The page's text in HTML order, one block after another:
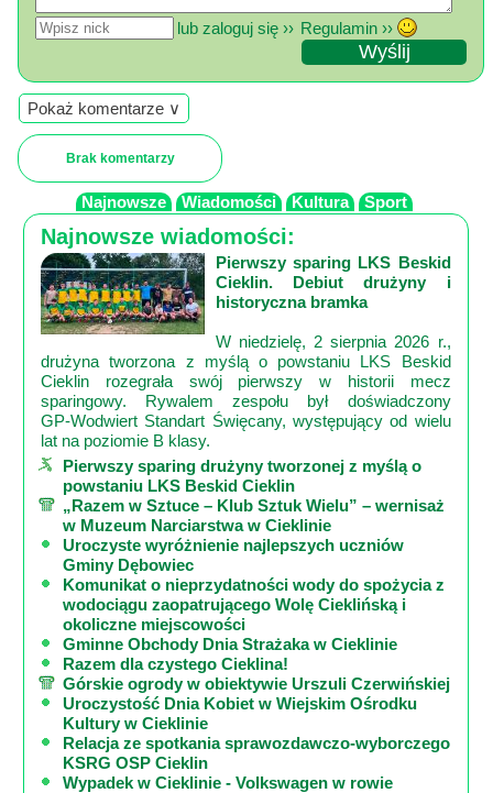
lub zaloguj się ›› Regulamin ››
Pokaż komentarze ∨
Brak komentarzy
Najnowsze Wiadomości Kultura Sport
Najnowsze wiadomości:
Pierwszy sparing LKS Beskid
Cieklin. Debiut drużyny i
historyczna bramka
W niedzielę, 2 sierpnia 2026 r.,
drużyna tworzona z myślą o powstaniu LKS Beskid
Cieklin rozegrała swój pierwszy w historii mecz
sparingowy. Rywalem zespołu był doświadczony
GP‑Wodwiert Standart Święcany, występujący od wielu
lat na poziomie B klasy.
Pierwszy sparing drużyny tworzonej z myślą o
powstaniu LKS Beskid Cieklin
„Razem w Sztuce – Klub Sztuk Wielu” – wernisaż
w Muzeum Narciarstwa w Cieklinie
Uroczyste wyróżnienie najlepszych uczniów
Gminy Dębowiec
Komunikat o nieprzydatności wody do spożycia z
wodociągu zaopatrującego Wolę Cieklińską i
okoliczne miejscowości
Gminne Obchody Dnia Strażaka w Cieklinie
Razem dla czystego Cieklina!
Górskie ogrody w obiektywie Urszuli Czerwińskiej
Uroczystość Dnia Kobiet w Wiejskim Ośrodku
Kultury w Cieklinie
Relacja ze spotkania sprawozdawczo-wyborczego
KSRG OSP Cieklin
Wypadek w Cieklinie - Volkswagen w rowie